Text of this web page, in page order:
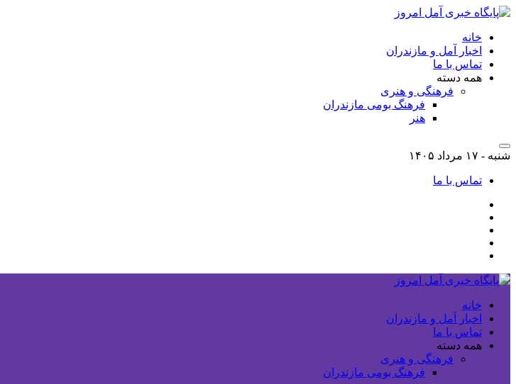
خانه
اخبار آمل و مازندران
تماس با ما
همه دسته
فرهنگی و هنری
فرهنگ بومی مازندران
هنر
شنبه - ۱۷ مرداد ۱۴۰۵
تماس با ما
خانه
اخبار آمل و مازندران
تماس با ما
همه دسته
فرهنگی و هنری
فرهنگ بومی مازندران